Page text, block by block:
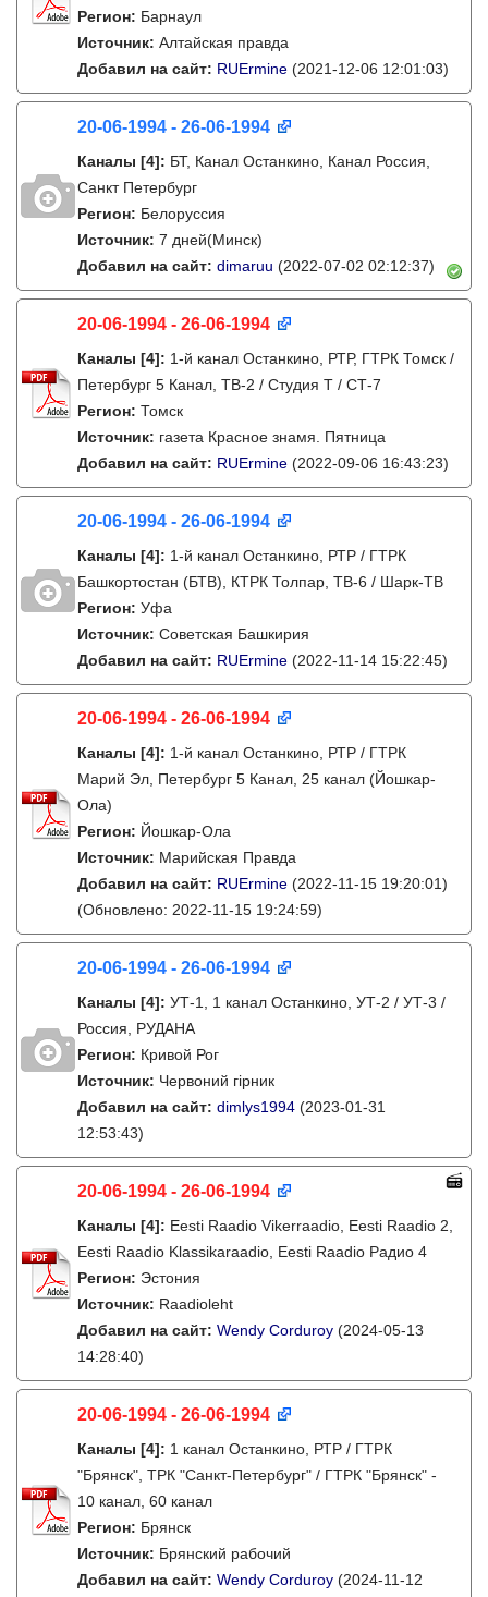
Регион: Барнаул
Источник: Алтайская правда
Добавил на сайт: RUErmine (2021-12-06 12:01:03)
20-06-1994 - 26-06-1994
Каналы [4]: БТ, Канал Останкино, Канал Россия,
Cанкт Петербург
Регион: Белоруссия
Источник: 7 дней(Минск)
Добавил на сайт: dimaruu (2022-07-02 02:12:37)
20-06-1994 - 26-06-1994
Каналы [4]: 1-й канал Останкино, РТР, ГТРК Томск /
Петербург 5 Канал, ТВ-2 / Студия Т / СТ-7
Регион: Томск
Источник: газета Красное знамя. Пятница
Добавил на сайт: RUErmine (2022-09-06 16:43:23)
20-06-1994 - 26-06-1994
Каналы [4]: 1-й канал Останкино, РТР / ГТРК
Башкортостан (БТВ), КТРК Толпар, ТВ-6 / Шарк-ТВ
Регион: Уфа
Источник: Советская Башкирия
Добавил на сайт: RUErmine (2022-11-14 15:22:45)
20-06-1994 - 26-06-1994
Каналы [4]: 1-й канал Останкино, РТР / ГТРК
Марий Эл, Петербург 5 Канал, 25 канал (Йошкар-
Ола)
Регион: Йошкар-Ола
Источник: Марийская Правда
Добавил на сайт: RUErmine (2022-11-15 19:20:01)
(Обновлено: 2022-11-15 19:24:59)
20-06-1994 - 26-06-1994
Каналы [4]: УТ-1, 1 канал Останкино, УТ-2 / УТ-3 /
Россия, РУДАНА
Регион: Кривой Рог
Источник: Червоний гірник
Добавил на сайт: dimlys1994 (2023-01-31
12:53:43)
20-06-1994 - 26-06-1994
Каналы [4]: Eesti Raadio Vikerraadio, Eesti Raadio 2,
Eesti Raadio Klassikaraadio, Eesti Raadio Радио 4
Регион: Эстония
Источник: Raadioleht
Добавил на сайт: Wendy Corduroy (2024-05-13
14:28:40)
20-06-1994 - 26-06-1994
Каналы [4]: 1 канал Останкино, РТР / ГТРК
"Брянск", ТРК "Санкт-Петербург" / ГТРК "Брянск" -
10 канал, 60 канал
Регион: Брянск
Источник: Брянский рабочий
Добавил на сайт: Wendy Corduroy (2024-11-12